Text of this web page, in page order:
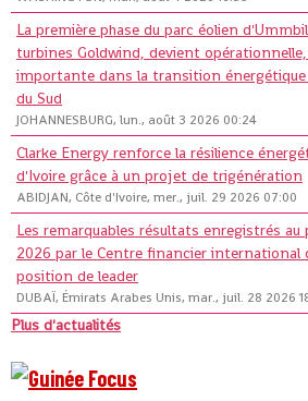
La première phase du parc éolien
turbines Goldwind, devient
importante dans la transition
du Sud
JOHANNESBURG, lun., août 3 2026 00:24
Clarke Energy renforce la résilience
d'Ivoire grâce à un projet de trigénération
ABIDJAN, Côte d'Ivoire, mer., juil. 29 2026 07:00
Les remarquables résultats enregistrés
2026 par le Centre financier international
position de leader
DUBAÏ, Émirats Arabes Unis, mar., juil. 28 2026
Plus d'actualités